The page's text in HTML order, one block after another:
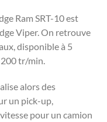
Ram SRT-10 est
Viper. On retrouve
disponible à 5
tr/min.
alors des
un pick-up,
pour un camion